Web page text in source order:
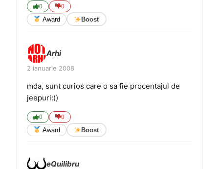
0 0
Award Boost
Arhi
2 ianuarie 2008
mda, sunt curios care o sa fie procentajul de
jeepuri:))
0 0
Award Boost
eQuilibru